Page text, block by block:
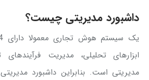
داشبورد مدیریتی چیست؟
ابزارهای تحلیلی، مدیریت
مدیریتی است. بنابراین داشبورد